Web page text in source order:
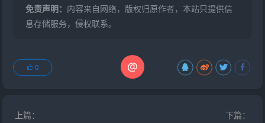
免责声明： 内容来自网络，版权归原作者，本站只提供信
息存储服务，侵权联系。
@
0
上篇： 下篇：